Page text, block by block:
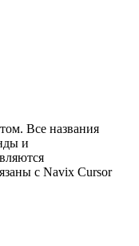
Все названия
и
с Navix Cursor